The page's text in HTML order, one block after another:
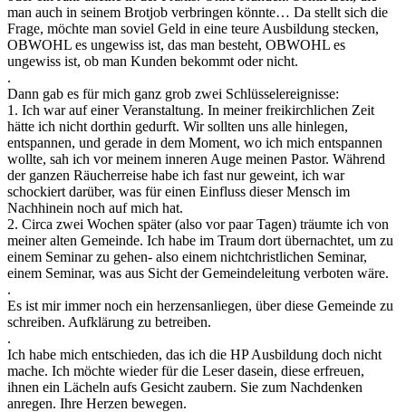
man auch in seinem Brotjob verbringen könnte… Da stellt sich die
Frage, möchte man soviel Geld in eine teure Ausbildung stecken,
OBWOHL es ungewiss ist, das man besteht, OBWOHL es
ungewiss ist, ob man Kunden bekommt oder nicht.
.
Dann gab es für mich ganz grob zwei Schlüsselereignisse:
1. Ich war auf einer Veranstaltung. In meiner freikirchlichen Zeit
hätte ich nicht dorthin gedurft. Wir sollten uns alle hinlegen,
entspannen, und gerade in dem Moment, wo ich mich entspannen
wollte, sah ich vor meinem inneren Auge meinen Pastor. Während
der ganzen Räucherreise habe ich fast nur geweint, ich war
schockiert darüber, was für einen Einfluss dieser Mensch im
Nachhinein noch auf mich hat.
2. Circa zwei Wochen später (also vor paar Tagen) träumte ich von
meiner alten Gemeinde. Ich habe im Traum dort übernachtet, um zu
einem Seminar zu gehen- also einem nichtchristlichen Seminar,
einem Seminar, was aus Sicht der Gemeindeleitung verboten wäre.
.
Es ist mir immer noch ein herzensanliegen, über diese Gemeinde zu
schreiben. Aufklärung zu betreiben.
.
Ich habe mich entschieden, das ich die HP Ausbildung doch nicht
mache. Ich möchte wieder für die Leser dasein, diese erfreuen,
ihnen ein Lächeln aufs Gesicht zaubern. Sie zum Nachdenken
anregen. Ihre Herzen bewegen.